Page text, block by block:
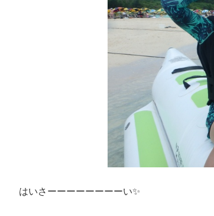
はいさーーーーーーーーい✨